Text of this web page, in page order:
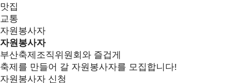
맛집
교통
자원봉사자
자원봉사자
부산축제조직위원회와 즐겁게
축제를 만들어 갈 자원봉사자를 모집합니다!
자원봉사자 신청